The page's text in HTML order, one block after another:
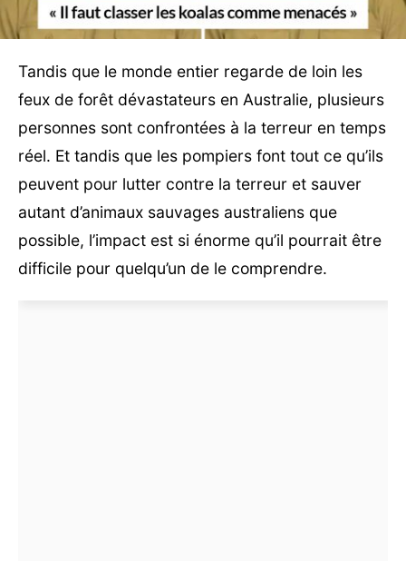
Tandis que le monde entier regarde de loin les
feux de forêt dévastateurs en Australie, plusieurs
personnes sont confrontées à la terreur en temps
réel. Et tandis que les pompiers font tout ce qu’ils
peuvent pour lutter contre la terreur et sauver
autant d’animaux sauvages australiens que
possible, l’impact est si énorme qu’il pourrait être
difficile pour quelqu’un de le comprendre.